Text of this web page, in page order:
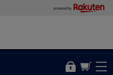
powered by